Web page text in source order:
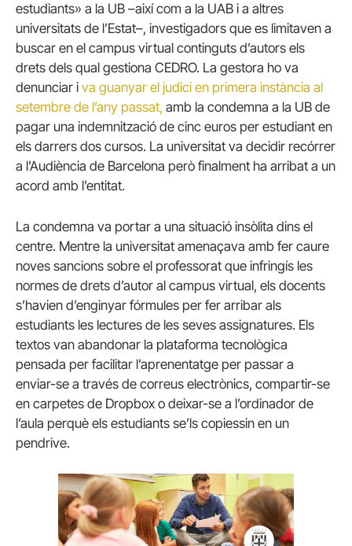
estudiants» a la UB –així com a la UAB i a altres
universitats de l’Estat–, investigadors que es limitaven a
buscar en el campus virtual continguts d’autors els
drets dels qual gestiona CEDRO. La gestora ho va
denunciar i va guanyar el judici en primera instància al
setembre de l’any passat, amb la condemna a la UB de
pagar una indemnització de cinc euros per estudiant en
els darrers dos cursos. La universitat va decidir recórrer
a l’Audiència de Barcelona però finalment ha arribat a un
acord amb l’entitat.
La condemna va portar a una situació insòlita dins el
centre. Mentre la universitat amenaçava amb fer caure
noves sancions sobre el professorat que infringís les
normes de drets d’autor al campus virtual, els docents
s’havien d’enginyar fórmules per fer arribar als
estudiants les lectures de les seves assignatures. Els
textos van abandonar la plataforma tecnològica
pensada per facilitar l’aprenentatge per passar a
enviar-se a través de correus electrònics, compartir-se
en carpetes de Dropbox o deixar-se a l’ordinador de
l’aula perquè els estudiants se’ls copiessin en un
pendrive.